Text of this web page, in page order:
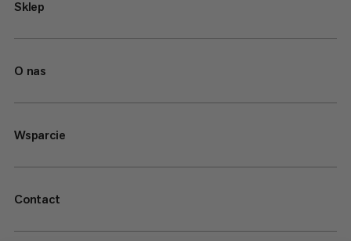
Sklep
O nas
Wsparcie
Contact